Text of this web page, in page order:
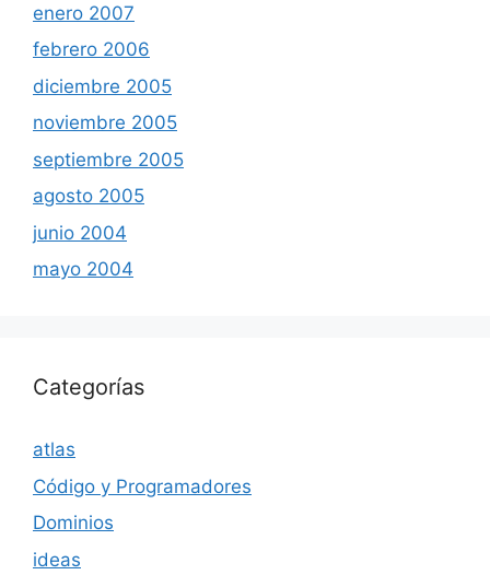
enero 2007
febrero 2006
diciembre 2005
noviembre 2005
septiembre 2005
agosto 2005
junio 2004
mayo 2004
Categorías
atlas
Código y Programadores
Dominios
ideas